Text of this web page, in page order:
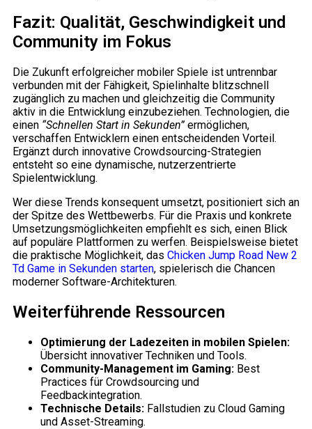
Fazit: Qualität, Geschwindigkeit und
Community im Fokus
Die Zukunft erfolgreicher mobiler Spiele ist untrennbar
verbunden mit der Fähigkeit, Spielinhalte blitzschnell
zugänglich zu machen und gleichzeitig die Community
aktiv in die Entwicklung einzubeziehen. Technologien, die
einen “Schnellen Start in Sekunden”ermöglichen,
verschaffen Entwicklern einen entscheidenden Vorteil.
Ergänzt durch innovative Crowdsourcing-Strategien
entsteht so eine dynamische, nutzerzentrierte
Spielentwicklung.
Wer diese Trends konsequent umsetzt, positioniert sich an
der Spitze des Wettbewerbs. Für die Praxis und konkrete
Umsetzungsmöglichkeiten empfiehlt es sich, einen Blick
auf populäre Plattformen zu werfen. Beispielsweise bietet
die praktische Möglichkeit, das Chicken Jump Road New 2
Td Game in Sekunden starten, spielerisch die Chancen
moderner Software-Architekturen.
Weiterführende Ressourcen
Optimierung der Ladezeiten in mobilen Spielen:
Übersicht innovativer Techniken und Tools.
Community-Management im Gaming: Best
Practices für Crowdsourcing und
Feedbackintegration.
Technische Details: Fallstudien zu Cloud Gaming
und Asset-Streaming.